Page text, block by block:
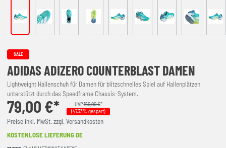
SALE
ADIDAS ADIZERO COUNTERBLAST DAMEN
Lightweight Hallenschuh für Damen für blitzschnelles Spiel auf Hallenplätzen
unterstützt durch das Speedframe Chassis-System.
79,00 €* UVP150,00 €*
(47.33% gespart)
Preise inkl. MwSt. zzgl. Versandkosten
KOSTENLOSE LIEFERUNG DE